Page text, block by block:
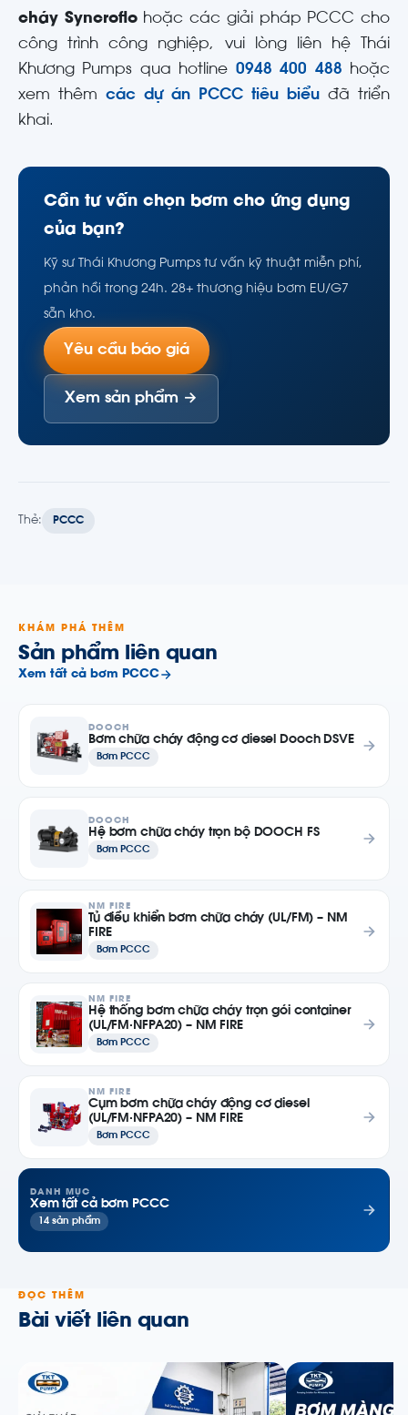
cháy Syncroflohoặc các giải pháp PCCC cho
công trình công nghiệp, vui lòng liên hệ Thái
Khương Pumps qua hotline 0948 400 488 hoặc
xem thêm các dự án PCCC tiêu biểu đã triển
khai.
Cần tư vấn chọn bơm cho ứng dụng
của bạn?
Kỹ sư Thái Khương Pumps tư vấn kỹ thuật miễn phí,
phản hồi trong 24h. 28+ thương hiệu bơm EU/G7
sẵn kho.
Yêu cầu báo giá
Xem sản phẩm →
Thẻ: PCCC
KHÁM PHÁ THÊM
Sản phẩm liên quan
Xem tất cả bơm PCCC
DOOCH
Bơm chữa cháy động cơ diesel Dooch DSVE
Bơm PCCC
DOOCH
Hệ bơm chữa cháy trọn bộ DOOCH FS
Bơm PCCC
NM FIRE
Tủ điều khiển bơm chữa cháy (UL/FM) – NM
FIRE
Bơm PCCC
NM FIRE
Hệ thống bơm chữa cháy trọn gói container
(UL/FM·NFPA20) – NM FIRE
Bơm PCCC
NM FIRE
Cụm bơm chữa cháy động cơ diesel
(UL/FM·NFPA20) – NM FIRE
Bơm PCCC
DANH MỤC
Xem tất cả bơm PCCC
14 sản phẩm
ĐỌC THÊM
Bài viết liên quan